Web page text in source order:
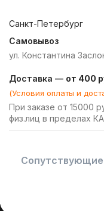
Санкт-Петербург
Самовывоз
ул. Константина
Доставка — от 400
(Условия оплаты и
При заказе от 15000
физ.лиц в пределах